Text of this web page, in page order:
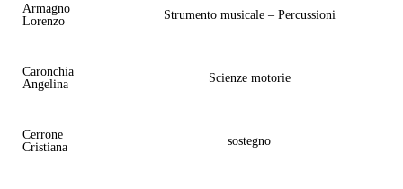
Armagno
Lorenzo
Strumento musicale – Percussioni
Caronchia
Angelina
Scienze motorie
Cerrone
Cristiana
sostegno